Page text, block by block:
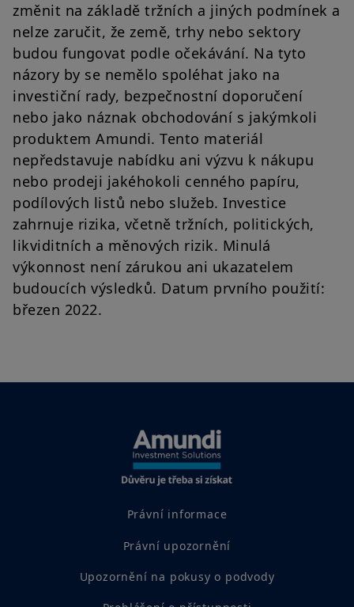
změnit na základě tržních a jiných podmínek a
nelze zaručit, že země, trhy nebo sektory
budou fungovat podle očekávání. Na tyto
názory by se nemělo spoléhat jako na
investiční rady, bezpečnostní doporučení
nebo jako náznak obchodování s jakýmkoli
produktem Amundi. Tento materiál
nepředstavuje nabídku ani výzvu k nákupu
nebo prodeji jakéhokoli cenného papíru,
podílových listů nebo služeb. Investice
zahrnuje rizika, včetně tržních, politických,
likviditních a měnových rizik. Minulá
výkonnost není zárukou ani ukazatelem
budoucích výsledků. Datum prvního použití:
březen 2022.
Právní informace
Právní upozornění
Upozornění na pokusy o podvody